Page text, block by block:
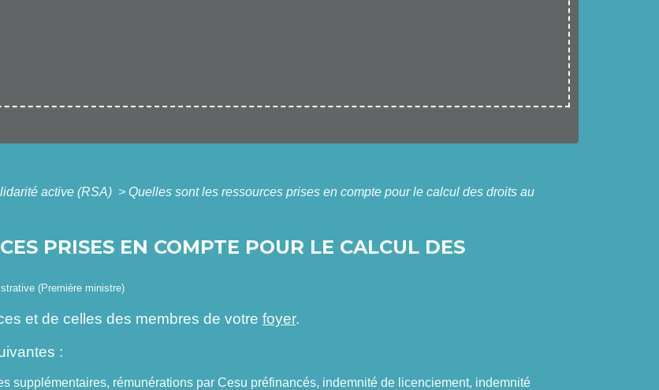
active (RSA) > Quelles sont les ressources prises en compte pour le calcul des droits au
PRISES EN COMPTE POUR LE CALCUL DES
(Première ministre)
et de celles des membres de votre foyer.
:
supplémentaires, rémunérations par Cesu préfinancés, indemnité de licenciement, indemnité